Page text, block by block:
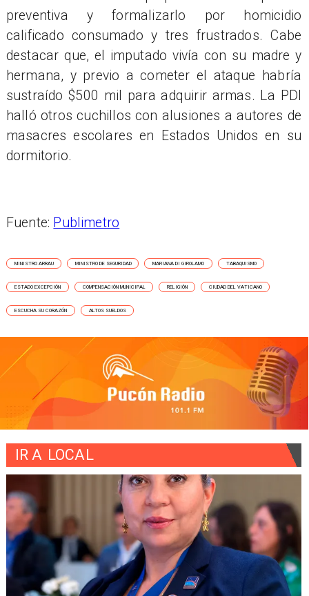
preventiva y formalizarlo por homicidio
calificado consumado y tres frustrados. Cabe
destacar que, el imputado vivía con su madre y
hermana, y previo a cometer el ataque habría
sustraído $500 mil para adquirir armas. La PDI
halló otros cuchillos con alusiones a autores de
masacres escolares en Estados Unidos en su
dormitorio.
Fuente: Publimetro
MINISTRO ARRAU MINISTRO DE SEGURIDAD MARIANA DI GIROLAMO TABAQUISMO
ESTADO EXCEPCIÓN COMPENSACIÓN MUNICIPAL RELIGIÓN CIUDAD DEL VATICANO
ESCUCHA SU CORAZÓN ALTOS SUELDOS
IR A LOCAL